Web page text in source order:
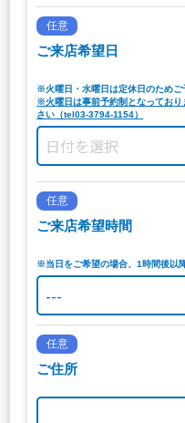
任意
ご来店希望日
※火曜日・水曜日は定休日のためご
※火曜日は事前予約制となってお
さい（tel03-3794-1154）
任意
ご来店希望時間
※当日をご希望の場合、1時間後以
任意
ご住所